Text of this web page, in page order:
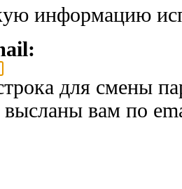
информацию
для смены
высланы вам по